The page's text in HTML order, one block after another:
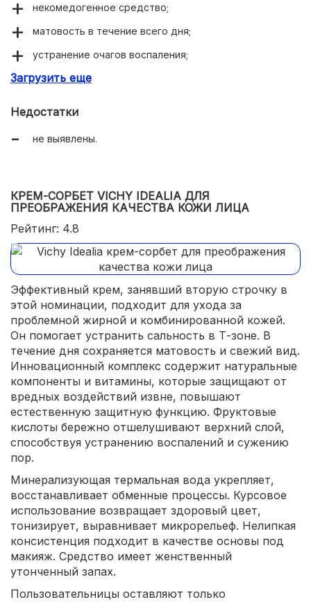
некомедогенное средство;
матовость в течение всего дня;
устранение очагов воспаления;
пролонгированное действие;
Загрузить еще
Недостатки
не выявлены.
КРЕМ-СОРБЕТ VICHY IDEALIA ДЛЯ
ПРЕОБРАЖЕНИЯ КАЧЕСТВА КОЖИ ЛИЦА
Рейтинг: 4.8
Эффективный крем, занявший вторую строчку в
этой номинации, подходит для ухода за
проблемной жирной и комбинированной кожей.
Он помогает устранить сальность в Т-зоне. В
течение дня сохраняется матовость и свежий вид.
Инновационный комплекс содержит натуральные
компоненты и витамины, которые защищают от
вредных воздействий извне, повышают
естественную защитную функцию. Фруктовые
кислоты бережно отшелушивают верхний слой,
способствуя устранению воспалений и сужению
пор.
Минерализующая термальная вода укрепляет,
восстанавливает обменные процессы. Курсовое
использование возвращает здоровый цвет,
тонизирует, выравнивает микрорельеф. Нелипкая
консистенция подходит в качестве основы под
макияж. Средство имеет женственный
утонченный запах.
Пользовательницы оставляют только